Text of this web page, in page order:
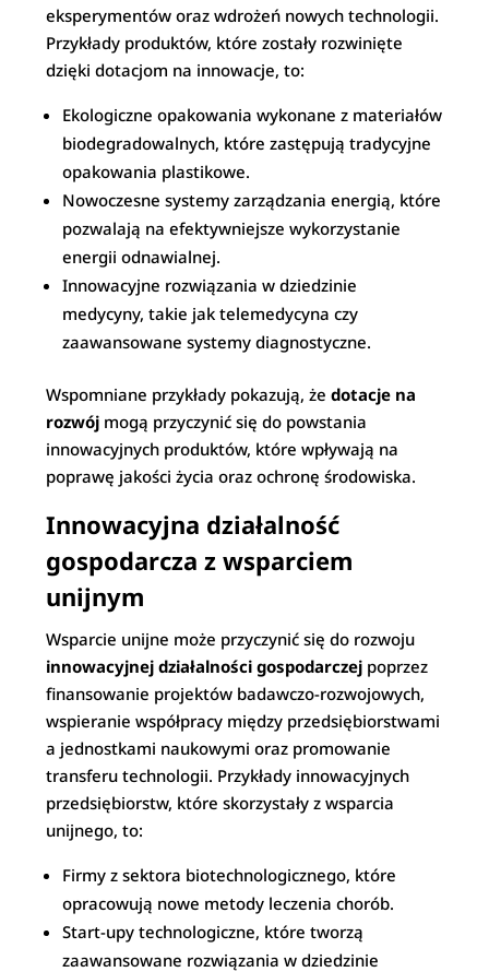
eksperymentów oraz wdrożeń nowych technologii.
Przykłady produktów, które zostały rozwinięte
dzięki dotacjom na innowacje, to:
Ekologiczne opakowania wykonane z materiałów
biodegradowalnych, które zastępują tradycyjne
opakowania plastikowe.
Nowoczesne systemy zarządzania energią, które
pozwalają na efektywniejsze wykorzystanie
energii odnawialnej.
Innowacyjne rozwiązania w dziedzinie
medycyny, takie jak telemedycyna czy
zaawansowane systemy diagnostyczne.
Wspomniane przykłady pokazują, żedotacje na
rozwój mogą przyczynić się do powstania
innowacyjnych produktów, które wpływają na
poprawę jakości życia oraz ochronę środowiska.
Innowacyjna działalność
gospodarcza z wsparciem
unijnym
Wsparcie unijne może przyczynić się do rozwoju
innowacyjnej działalności gospodarczej poprzez
finansowanie projektów badawczo-rozwojowych,
wspieranie współpracy między przedsiębiorstwami
a jednostkami naukowymi oraz promowanie
transferu technologii. Przykłady innowacyjnych
przedsiębiorstw, które skorzystały z wsparcia
unijnego, to:
Firmy z sektora biotechnologicznego, które
opracowują nowe metody leczenia chorób.
Start-upy technologiczne, które tworzą
zaawansowane rozwiązania w dziedzinie